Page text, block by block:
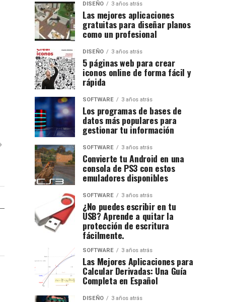
DISEÑO 3 años atrás
Las mejores aplicaciones
gratuitas para diseñar planos
como un profesional
DISEÑO 3 años atrás
5 páginas web para crear
iconos online de forma fácil y
rápida
SOFTWARE 3 años atrás
Los programas de bases de
datos más populares para
gestionar tu información
SOFTWARE 3 años atrás
Convierte tu Android en una
consola de PS3 con estos
emuladores disponibles
SOFTWARE 3 años atrás
¿No puedes escribir en tu
USB? Aprende a quitar la
protección de escritura
fácilmente.
SOFTWARE 3 años atrás
Las Mejores Aplicaciones para
Calcular Derivadas: Una Guía
Completa en Español
DISEÑO 3 años atrás